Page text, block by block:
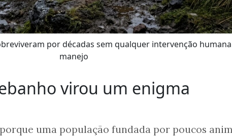
por décadas sem qualquer intervenção
manejo
virou um enigma
uma população fundada por poucos